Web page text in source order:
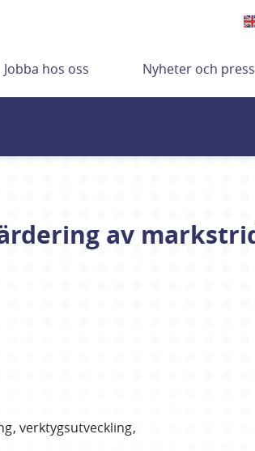
Jobba hos oss Nyheter och press
av
verktygsutveckling